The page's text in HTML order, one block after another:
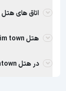
اتاق های هتل
هتل taxim town استانبول چه نوع امکاناتی را دارا می باشد؟
در هتل Taximtown چه تعداد اتاق وجود دارد؟